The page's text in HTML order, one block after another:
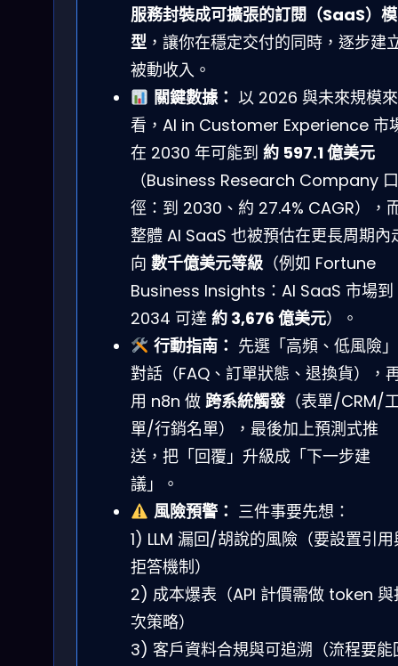
服務封裝成可擴張的訂閱（SaaS）模
型 ，讓你在穩定交付的同時，逐步建
被動收入。
關鍵數據： 以 2026 與未來規模來
看，AI in Customer Experience 市
在 2030 年可能到 約 597.1 億美元
（Business Research Company 口
徑：到 2030、約 27.4% CAGR），
整體 AI SaaS 也被預估在更長周期內
向 數千億美元等級 （例如 Fortune
Business Insights：AI SaaS 市場到
2034 可達 約 3,676 億美元）。
行動指南： 先選「高頻、低風險」
對話（FAQ、訂單狀態、退換貨），
用 n8n 做 跨系統觸發（表單/CRM/
單/行銷名單），最後加上預測式推
送，把「回覆」升級成「下一步建
議」。
風險預警： 三件事要先想：
1) LLM 漏回/胡說的風險（要設置引用
拒答機制）
2) 成本爆表（API 計價需做 token 與
次策略）
3) 客戶資料合規與可追溯（流程要能